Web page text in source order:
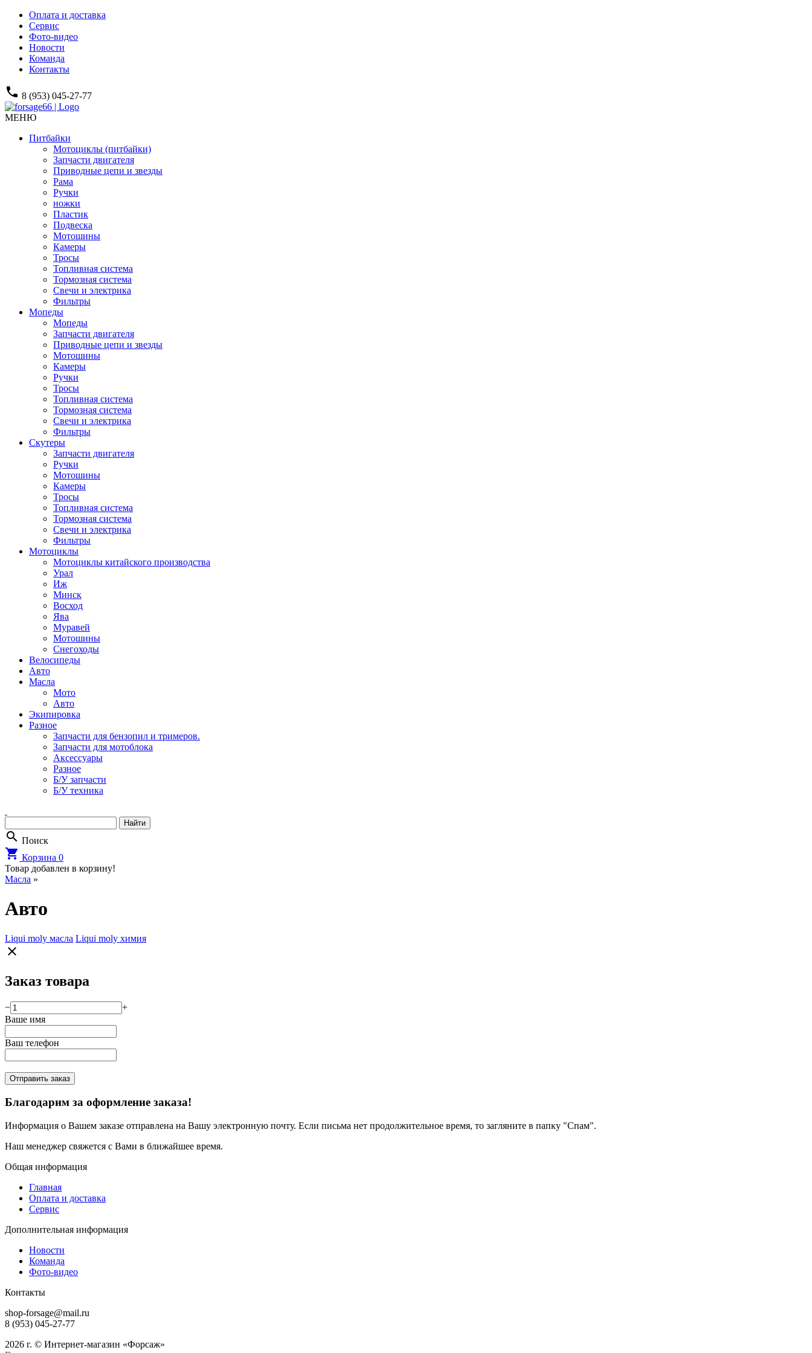
Оплата и доставка
Сервис
Фото-видео
Новости
Команда
Контакты
phone 8 (953) 045-27-77
МЕНЮ
Питбайки
Мотоциклы (питбайки)
Запчасти двигателя
Приводные цепи и звезды
Рама
Ручки
ножки
Пластик
Подвеска
Мотошины
Камеры
Тросы
Топливная система
Тормозная система
Свечи и электрика
Фильтры
Мопеды
Мопеды
Запчасти двигателя
Приводные цепи и звезды
Мотошины
Камеры
Ручки
Тросы
Топливная система
Тормозная система
Свечи и электрика
Фильтры
Cкутеры
Запчасти двигателя
Ручки
Мотошины
Камеры
Тросы
Топливная система
Тормозная система
Свечи и электрика
Фильтры
Мотоциклы
Мотоциклы китайского производства
Урал
Иж
Минск
Восход
Ява
Муравей
Мотошины
Снегоходы
Велосипеды
Авто
Масла
Мото
Авто
Экипировка
Разное
Запчасти для бензопил и тримеров.
Запчасти для мотоблока
Аксессуары
Разное
Б/У запчасти
Б/У техника
search Поиск
shopping_cart Корзина 0
Товар добавлен в корзину!
Масла »
Авто
Liqui moly масла Liqui moly химия
close
Заказ товара
−
+
Ваше имя
Ваш телефон
Отправить заказ
Благодарим за оформление заказа!
Информация о Вашем заказе отправлена на Вашу электронную почту. Если письма нет продолжительное время, то загляните в папку "Спам".
Наш менеджер свяжется с Вами в ближайшее время.
Общая информация
Главная
Оплата и доставка
Сервис
Дополнительная информация
Новости
Команда
Фото-видео
Контакты
shop-forsage@mail.ru
8 (953) 045-27-77
2026 г. © Интернет-магазин «Форсаж»